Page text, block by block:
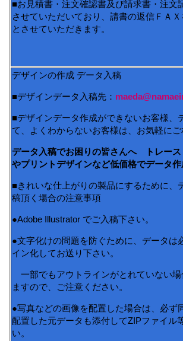
■お見積書・注文確認書及び請求書・注文
させていただいており、請書の返信ＦＡ
とさせていただきます。
デザインの作成 データ入稿
■デザインデータ入稿先：
■デザインデータ作成ができないお客様、
て、よくわからないお客様は、お気軽にご
データ入稿でお困りの皆さんへ トレース
やプリントデザインなど低価格でデータ作
■きれいな仕上がりの製品にするために、
稿頂く場合の注意事項
●Adobe Illustrator でご入稿下さい。
●文字化けの問題を防ぐために、データは
イン化してお送り下さい。
一部でもアウトラインがとれていない場
ますので、ご注意ください。
●写真などの画像を配置した場合は、必ず
配置した元データも添付してZIPファイル
い。